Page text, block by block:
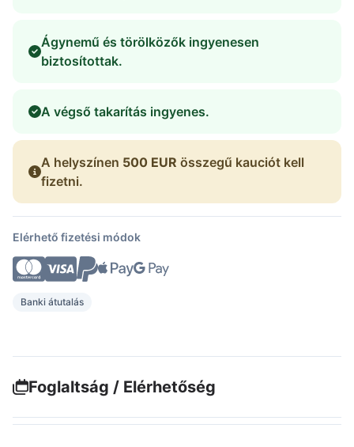
Ágynemű és törölközők ingyenesen
biztosítottak.
A végső takarítás ingyenes.
A helyszínen 500 EUR összegű kauciót kell
fizetni.
Elérhető fizetési módok
Banki átutalás
Foglaltság / Elérhetőség